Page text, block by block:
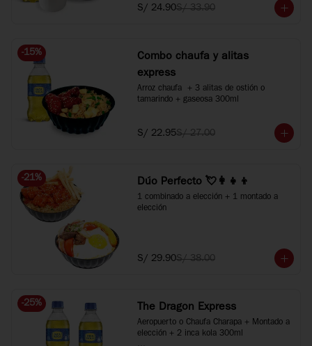
S/ 24.90S/ 33.90
-15%
Combo chaufa y alitas
express
Arroz chaufa  + 3 alitas de ostión o
tamarindo + gaseosa 300ml
S/ 22.95S/ 27.00
-21% Dúo Perfecto 💘👩‍👧‍👦
1 combinado a elección + 1 montado a
elección
S/ 29.90S/ 38.00
-25% The Dragon Express
Aeropuerto o Chaufa Charapa + Montado a
elección + 2 inca kola 300ml